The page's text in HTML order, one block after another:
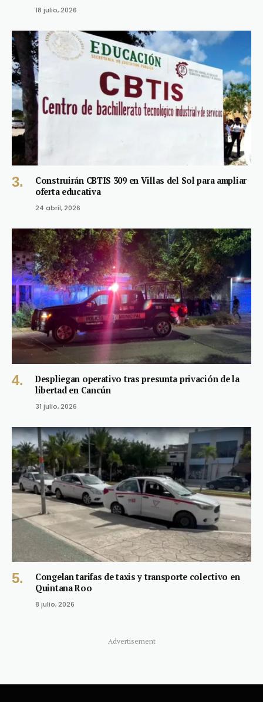
18 julio, 2026
Construirán CBTIS 309 en Villas del Sol para ampliar
oferta educativa
24 abril, 2026
Despliegan operativo tras presunta privación de la
libertad en Cancún
31 julio, 2026
Congelan tarifas de taxis y transporte colectivo en
Quintana Roo
8 julio, 2026
Advertisement